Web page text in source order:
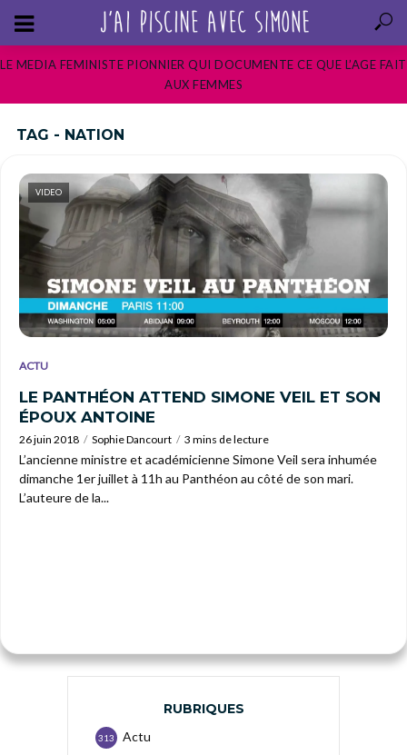
LE MEDIA FEMINISTE PIONNIER QUI DOCUMENTE CE QUE L’AGE FAIT
AUX FEMMES
TAG - NATION
VIDEO
ACTU
LE PANTHÉON ATTEND SIMONE VEIL ET SON
ÉPOUX ANTOINE
26 juin 2018 Sophie Dancourt 3 mins de lecture
L’ancienne ministre et académicienne Simone Veil sera inhumée
dimanche 1er juillet à 11h au Panthéon au côté de son mari.
L’auteure de la...
RUBRIQUES
Actu
313